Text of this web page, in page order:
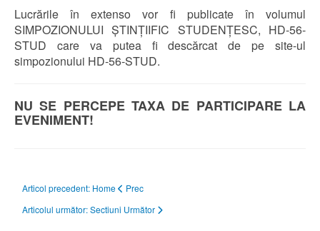
Lucrările în extenso vor fi publicate în volumul
SIMPOZIONULUI ȘTINȚIIFIC STUDENȚESC, HD-56-
STUD care va putea fi descărcat de pe site-ul
simpozionului HD-56-STUD.
NU SE PERCEPE TAXA DE PARTICIPARE LA
EVENIMENT!
Articol precedent: Home
Prec
Articolul următor: Sectiuni Următor